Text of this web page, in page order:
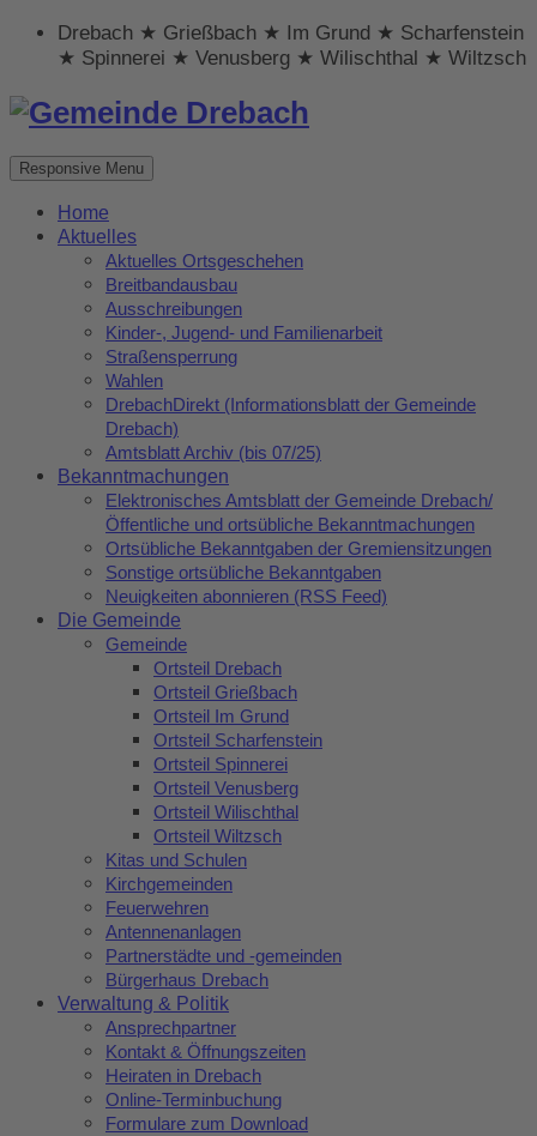
Drebach ★ Grießbach ★ Im Grund ★ Scharfenstein
★ Spinnerei ★ Venusberg ★ Wilischthal ★ Wiltzsch
Responsive Menu
Home
Aktuelles
Aktuelles Ortsgeschehen
Breitbandausbau
Ausschreibungen
Kinder-, Jugend- und Familienarbeit
Straßensperrung
Wahlen
DrebachDirekt (Informationsblatt der Gemeinde
Drebach)
Amtsblatt Archiv (bis 07/25)
Bekanntmachungen
Elektronisches Amtsblatt der Gemeinde Drebach/
Öffentliche und ortsübliche Bekanntmachungen
Ortsübliche Bekanntgaben der Gremiensitzungen
Sonstige ortsübliche Bekanntgaben
Neuigkeiten abonnieren (RSS Feed)
Die Gemeinde
Gemeinde
Ortsteil Drebach
Ortsteil Grießbach
Ortsteil Im Grund
Ortsteil Scharfenstein
Ortsteil Spinnerei
Ortsteil Venusberg
Ortsteil Wilischthal
Ortsteil Wiltzsch
Kitas und Schulen
Kirchgemeinden
Feuerwehren
Antennenanlagen
Partnerstädte und -gemeinden
Bürgerhaus Drebach
Verwaltung & Politik
Ansprechpartner
Kontakt & Öffnungszeiten
Heiraten in Drebach
Online-Terminbuchung
Formulare zum Download